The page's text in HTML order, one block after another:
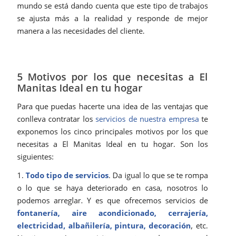
mundo se está dando cuenta que este tipo de trabajos
se ajusta más a la realidad y responde de mejor
manera a las necesidades del cliente.
5 Motivos por los que necesitas a El
Manitas Ideal en tu hogar
Para que puedas hacerte una idea de las ventajas que
conlleva contratar los servicios de nuestra empresate
exponemos los cinco principales motivos por los que
necesitas a El Manitas Ideal en tu hogar. Son los
siguientes:
1. Todo tipo de servicios. Da igual lo que se te rompa
o lo que se haya deteriorado en casa, nosotros lo
podemos arreglar. Y es que ofrecemos servicios de
fontanería, aire acondicionado,cerrajería,
electricidad, albañilería, pintura, decoración, etc.